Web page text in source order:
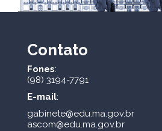
Contato
Fones:
(98) 3194-7791
E-mail:
gabinete@edu.ma.gov.br
ascom@edu.ma.gov.br